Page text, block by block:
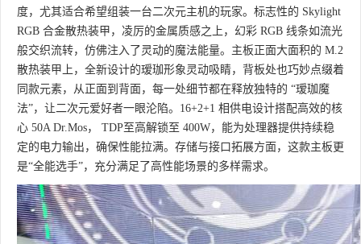
度，尤其适合希望组装一台二次元主机的玩家。标志性的 Skylight
RGB 合金散热装甲，凌厉的金属质感之上，幻彩 RGB 线条如流光
般交织流转，仿佛注入了灵动的魔法能量。主板正面大面积的 M.2
散热装甲上，全新设计的瑷珈形象灵动吸睛，背板处也巧妙点缀着
同款元素，从正面到背面，每一处细节都在释放独特的 “瑷珈魔
法”，让二次元爱好者一眼沦陷。16+2+1 相供电设计搭配高效的核
心 50A Dr.Mos， TDP至高解锁至 400W，能为处理器提供持续稳
定的电力输出，确保性能拉满。存储与接口拓展方面，这款主板更
是“全能选手”，充分满足了高性能场景的多样需求。